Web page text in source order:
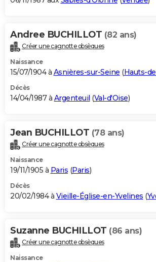
Andree BUCHILLOT (82 ans)
Créer une cagnotte obsèques
Naissance
15/07/1904 à Asnières-sur-Seine (Hauts-
Décès
14/04/1987 à Argenteuil (Val-d'Oise)
Jean BUCHILLOT (78 ans)
Créer une cagnotte obsèques
Naissance
19/11/1905 à Paris (Paris)
Décès
20/02/1984 à Vieille-Église-en-Yvelines (
Suzanne BUCHILLOT (86 ans)
Créer une cagnotte obsèques
Naissance